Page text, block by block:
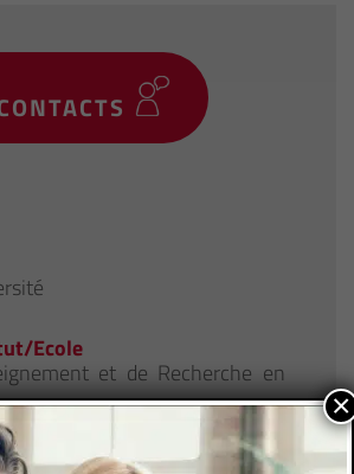
Ecole
et de Recherche en
×